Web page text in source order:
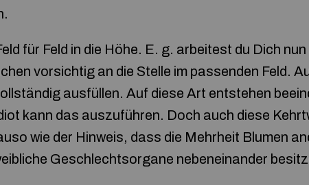
für Feld in die Höhe. E. g. arbeitest du Dich
vorsichtig an die Stelle im passenden Feld.
ausfüllen. Auf diese Art entstehen
kann das auszuführen. Doch auch diese
wie der Hinweis, dass die Mehrheit Blumen
Geschlechtsorgane nebeneinander